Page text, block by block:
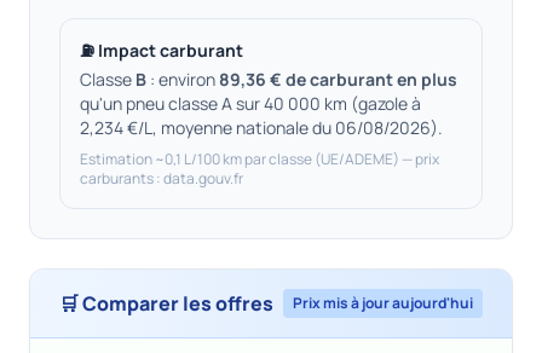
⛽ Impact carburant
Classe B : environ 89,36 € de carburant en plus
qu'un pneu classe A sur 40 000 km (gazole à
2,234 €/L, moyenne nationale du 06/08/2026).
Estimation ~0,1 L/100 km par classe (UE/ADEME) — prix
carburants : data.gouv.fr
🛒 Comparer les offres Prix mis à jour aujourd'hui